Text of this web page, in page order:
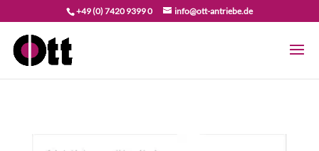
+49 (0) 7420 9399 0 info@ott-antriebe.de